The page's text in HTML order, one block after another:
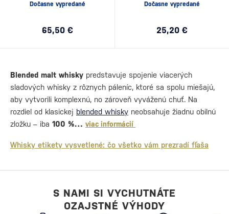
Dočasne vypredané
65,50 €
Dočasne vypredané
25,20 €
Blended malt whisky predstavuje spojenie viacerých
sladových whisky z rôznych páleníc, ktoré sa spolu miešajú,
aby vytvorili komplexnú, no zároveň vyváženú chuť. Na
rozdiel od klasickej blended whisky neobsahuje žiadnu obilnú
zložku – iba 100 %… viac informácií
Whisky etikety vysvetlené: čo všetko vám prezradí fľaša
S NAMI SI VYCHUTNÁTE
OZAJSTNÉ VÝHODY